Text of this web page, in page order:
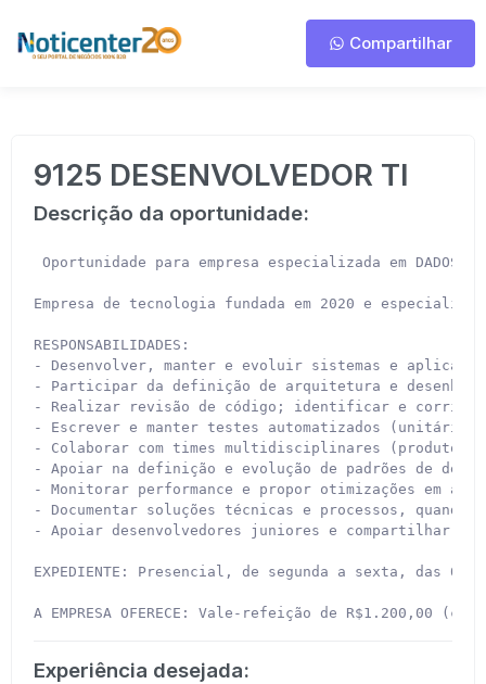
Compartilhar
9125 DESENVOLVEDOR TI
Descrição da oportunidade:
Oportunidade para empresa especializada em DADOS
Empresa de tecnologia fundada em 2020 e
RESPONSABILIDADES:
- Desenvolver, manter e evoluir sistemas e
- Participar da definição de arquitetura e desenho
- Realizar revisão de código; identificar e corrigir
- Escrever e manter testes automatizados
- Colaborar com times multidisciplinares (produto,
- Apoiar na definição e evolução de padrões de
- Monitorar performance e propor otimizações em
- Documentar soluções técnicas e processos, quando
- Apoiar desenvolvedores juniores e compartilhar
EXPEDIENTE: Presencial, de segunda a sexta, das
A EMPRESA OFERECE: Vale-refeição de
Experiência desejada: